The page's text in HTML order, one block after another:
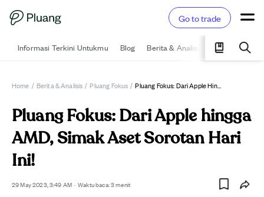
Go to trade
Informasi Terkini Untukmu Blog Berita & Analisis Pelajari
Home / Berita & Analisis / Pluang Fokus / Pluang Fokus: Dari Apple Hingga AMD, Simak Aset Sorotan Hari Ini!
Pluang Fokus: Dari Apple hingga
AMD, Simak Aset Sorotan Hari
Ini!
29 May 2023, 3:49 AM · Waktu baca: 3 menit